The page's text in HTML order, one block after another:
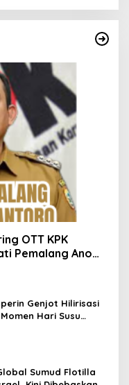
OTT KPK
Pemalang Anom
Genjot Hilirisasi
Hari Susu
Sumud Flotilla